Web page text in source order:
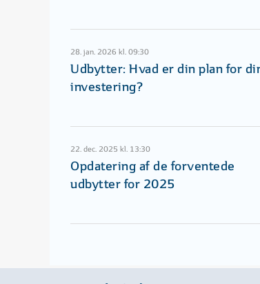
28. jan. 2026 kl. 09:30
Udbytter: Hvad er din plan for
investering?
22. dec. 2025 kl. 13:30
Opdatering af de forventede
udbytter for 2025